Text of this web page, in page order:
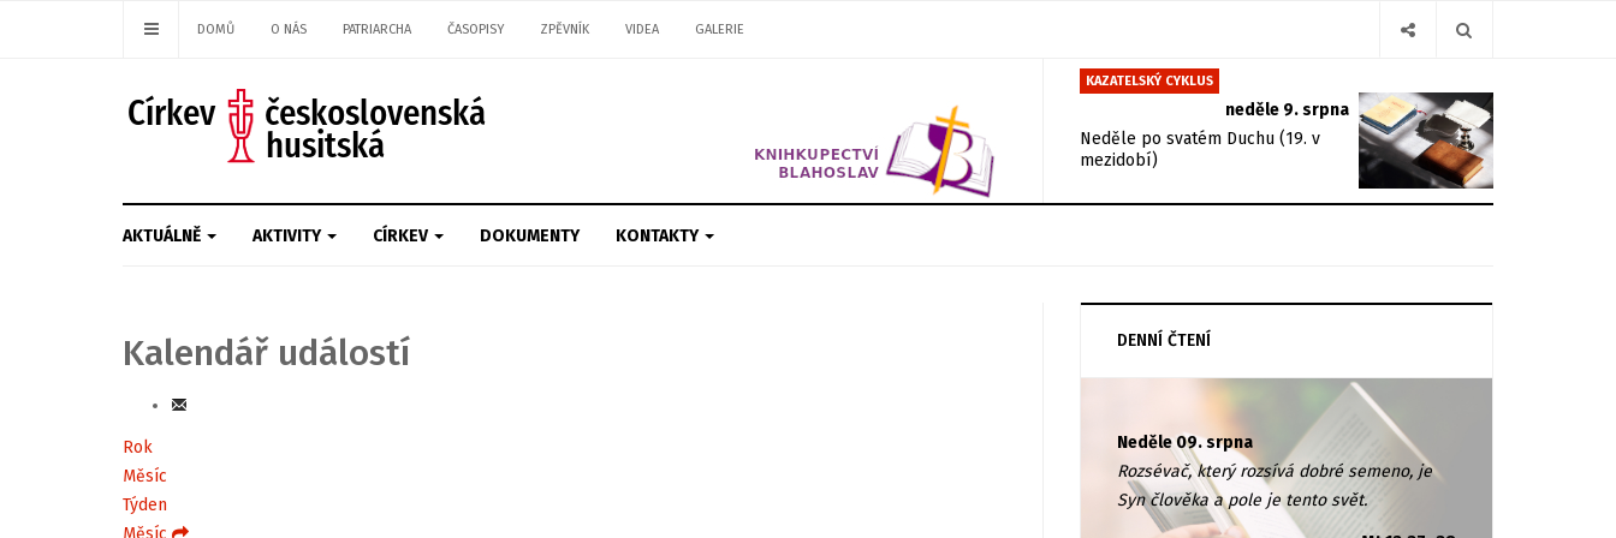
DOMŮ O NÁS PATRIARCHA ČASOPISY ZPĚVNÍK VIDEA GALERIE
KAZATELSKÝ CYKLUS
neděle 9. srpna
Neděle po svatém Duchu (19. v
mezidobí)
AKTUÁLNĚ AKTIVITY CÍRKEV DOKUMENTY KONTAKTY
Kalendář událostí
Rok
Měsíc
Týden
Měsíc
DENNÍ ČTENÍ
Neděle 09. srpna
Rozsévač, který rozsívá dobré semeno, je
Syn člověka a pole je tento svět.